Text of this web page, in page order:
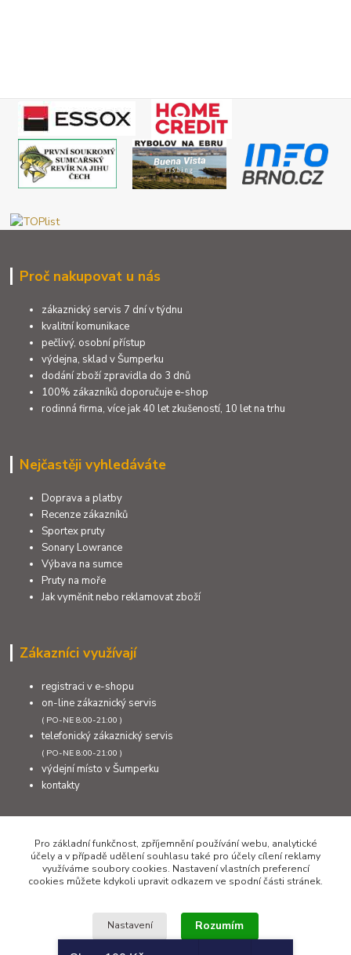
Proč nakupovat u nás
zákaznický servis 7 dní v týdnu
kvalitní komunikace
pečlivý, osobní přístup
výdejna, sklad v Šumperku
dodání zboží zpravidla do 3 dnů
100% zákazníků doporučuje e-shop
rodinná firma, více jak 40 let zkušeností, 10 let na trhu
Nejčastěji vyhledáváte
Doprava a platby
Recenze zákazníků
Sportex pruty
Sonary Lowrance
Výbava na sumce
Pruty na moře
Jak vyměnit nebo reklamovat zboží
Zákazníci využívají
registraci v e-shopu
on-line zákaznický servis
( PO-NE 8:00-21:00 )
telefonický zákaznický servis
( PO-NE 8:00-21:00 )
výdejní místo v Šumperku
kontakty
Kontakty
Pro základní funkčnost, zpříjemnění používání webu, analytické
účely a v případě udělení souhlasu také pro účely cílení reklamy
využíváme soubory cookies. Nastavení vlastních preferencí
cookies můžete kdykoli upravit odkazem ve spodní části stránek.
Nastavení Rozumím